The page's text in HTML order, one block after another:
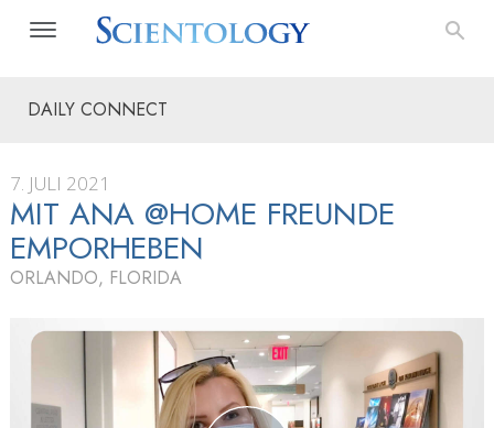
DAILY CONNECT
7. JULI 2021
MIT ANA @HOME FREUNDE
EMPORHEBEN
ORLANDO, FLORIDA